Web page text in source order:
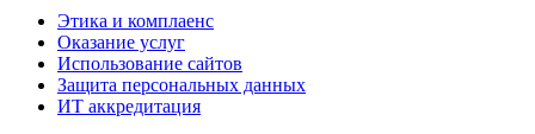
Этика и комплаенс
Оказание услуг
Использование сайтов
Защита персональных данных
ИТ аккредитация